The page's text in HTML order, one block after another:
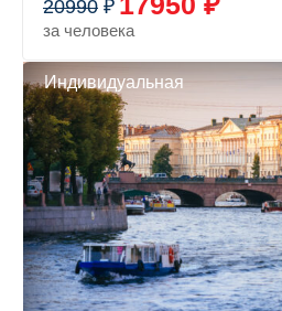
20990 ₽
за человека
Индивидуальная